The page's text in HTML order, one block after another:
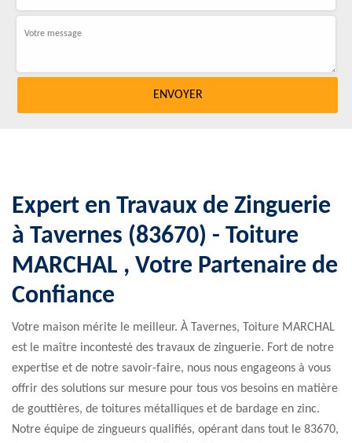
Expert en Travaux de Zinguerie
à Tavernes (83670) - Toiture
MARCHAL , Votre Partenaire de
Confiance
Votre maison mérite le meilleur. À Tavernes, Toiture MARCHAL
est le maître incontesté des travaux de zinguerie. Fort de notre
expertise et de notre savoir-faire, nous nous engageons à vous
offrir des solutions sur mesure pour tous vos besoins en matière
de gouttières, de toitures métalliques et de bardage en zinc.
Notre équipe de zingueurs qualifiés, opérant dans tout le 83670,